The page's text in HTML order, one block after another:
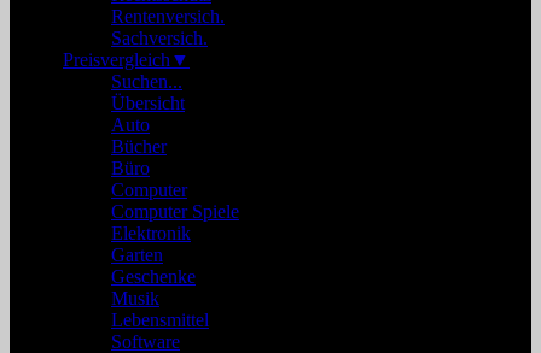
Rentenversich.
Sachversich.
Preisvergleich ▼
Suchen...
Übersicht
Auto
Bücher
Büro
Computer
Computer Spiele
Elektronik
Garten
Geschenke
Musik
Lebensmittel
Software